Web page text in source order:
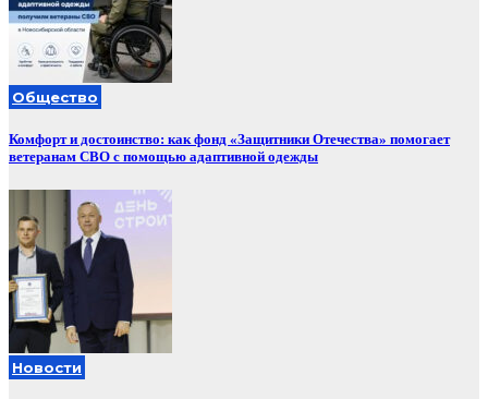
Общество
Комфорт и достоинство: как фонд «Защитники Отечества» помогает
ветеранам СВО с помощью адаптивной одежды
Новости